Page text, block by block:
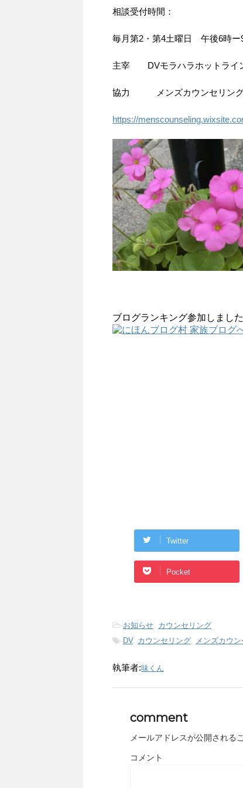
相談受付時間：
毎月第2・第4土曜日 午後6時ー
主宰 DVモラハラホットライ
協力 メンズカウンセリング
https://
ブログランキング参加しまし
Twitter
Pocket
-お知らせ, カウンセリング
-DV, カウンセリング, メンズカウ
執筆者:味くん
comment
メールアドレスが公開される
コメント